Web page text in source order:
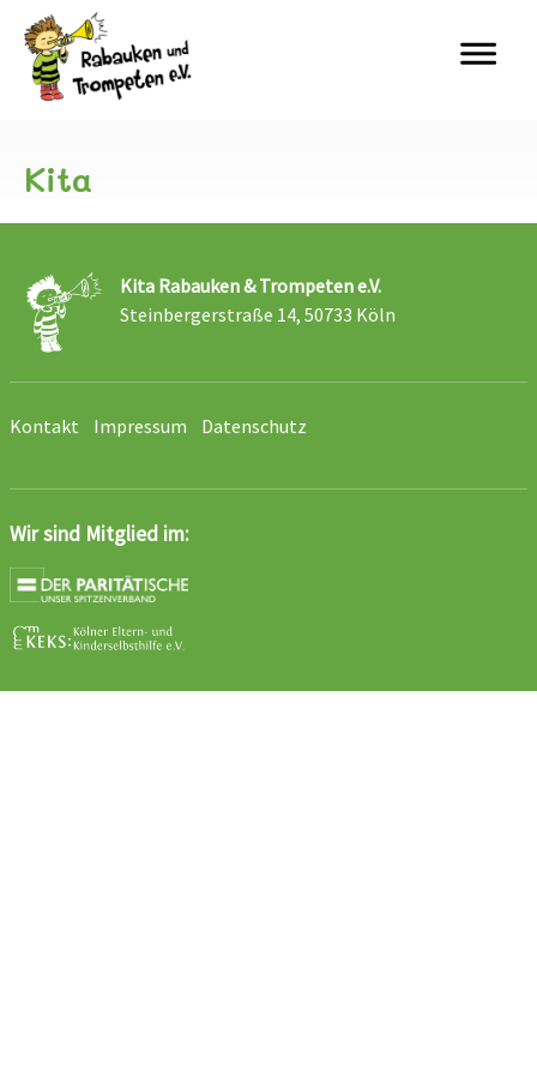
Skip
content
Kita
Kita Rabauken & Trompeten e.V.
Steinbergerstraße 14, 50733 Köln
Kontakt Impressum Datenschutz
Wir sind Mitglied im: